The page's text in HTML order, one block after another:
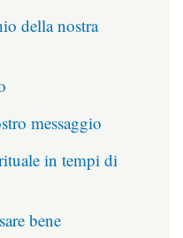
della nostra
messaggio
in tempi di
bene